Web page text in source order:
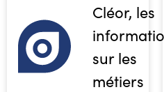
Cléor, les
sur les
métiers